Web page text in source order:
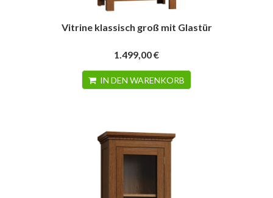
Vitrine klassisch groß mit Glastür
1.499,00 €
IN DEN WARENKORB